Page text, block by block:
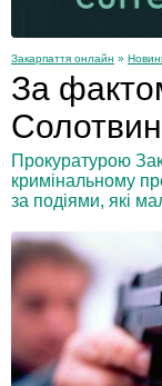
Закарпаття онлайн »
За
Прокуратурою
кримінальному
за подіями, які